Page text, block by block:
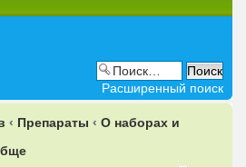
Расширенный поиск
‹ Препараты ‹ О наборах и